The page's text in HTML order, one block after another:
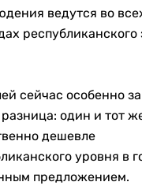
ведутся во
республиканского
сейчас особенно
разница: один и тот
дешевле
уровня в
предложением.